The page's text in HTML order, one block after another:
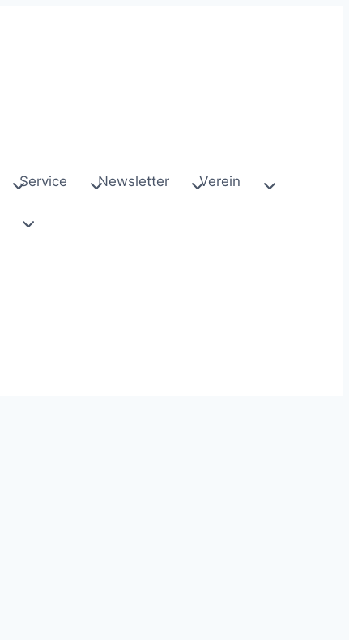
Service Newsletter Verein